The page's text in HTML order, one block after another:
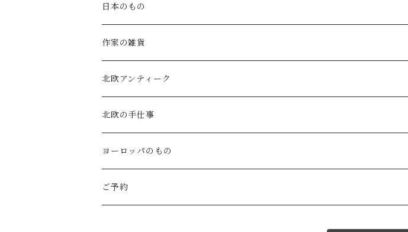
atelier naruse
atelier naruse (ﾌｫｰﾏﾙ)
MAGALI
Gauze#
ROBE de PEAU
LABORATORY
矢島操(器)
小鹿田焼の器
中川紀夫(器)
斉藤幸代（器）
icura(木工）
でく工房(ガラス)
日本のもの
コーヒーの道具
鳥越の竹細工(岩手)
わら細工たくぼ(宮崎)
南部鉄器(岩手)
佐渡の釜敷(新潟)
作家の雑貨
habotan
幸生窯
kitona(木製ﾌﾞﾛｰﾁ)
edge(革ﾌﾞﾛｰﾁ)
北欧アンティーク
ARABIA・iittala
グラスウェア
Kronjyden/B&G
北欧の手仕事
白樺の雑貨
白樺のオーナメント
ヨーロッパのもの
スウェーデン
ご予約